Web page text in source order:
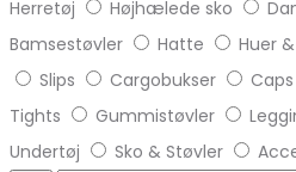
Herretøj
Højhælede sko
Bamsestøvler
Hatte Huer
Slips
Cargobukser Caps
Tights
Gummistøvler
Undertøj
Sko & Støvler